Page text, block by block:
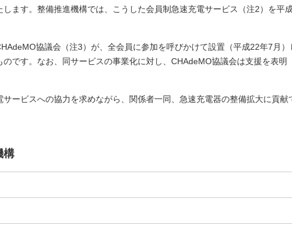
ます。整備推進機構では、こうした会員制急速充電サービス（注2）を平
協議会（注3）が、全会員に参加を呼びかけて設置（平成22年7月）
です。なお、同サービスの事業化に対し、CHAdeMO協議会は支援を表明
ービスへの協力を求めながら、関係者一同、急速充電器の整備拡大に貢献
構